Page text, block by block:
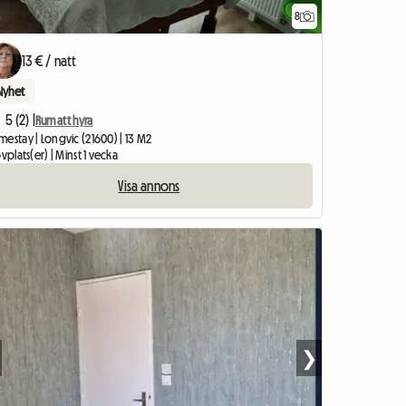
8
13 € / natt
5 (2) |
Rum att hyra
| Longvic (21600) | 13 M2
| Minst 1 vecka
Visa annons
❯